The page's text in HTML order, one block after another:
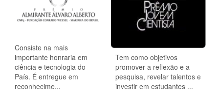
Consiste na mais
importante honraria em
ciência e tecnologia do
País. É entregue em
reconhecime...
Tem como objetivos
promover a reflexão e a
pesquisa, revelar talentos e
investir em estudantes ...